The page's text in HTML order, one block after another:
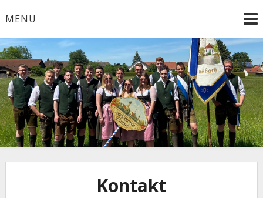
toMENU
Kontakt